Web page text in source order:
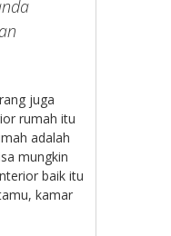
juga
rumah itu
adalah
mungkin
baik itu
kamar